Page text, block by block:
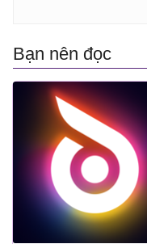
Bạn nên đọc